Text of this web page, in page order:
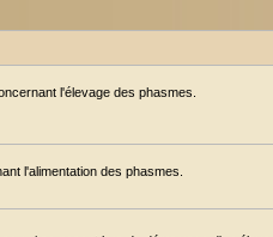
l'élevage des phasmes.
l'alimentation des phasmes.